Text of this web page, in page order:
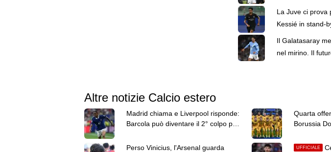
K-League,
La Juve ci prova
Kessié in stand-
Il Galatasaray
nel mirino. Il
Altre notizie Calcio estero
Madrid chiama e Liverpool risponde:
Barcola può diventare il 2° colpo più
Quarta
Borussia
Perso Vinicius, l'Arsenal guarda
UFFICIALE